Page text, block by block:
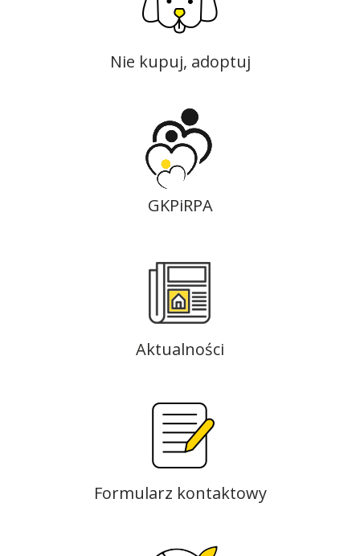
Nie kupuj, adoptuj
GKPiRPA
Aktualności
Formularz kontaktowy